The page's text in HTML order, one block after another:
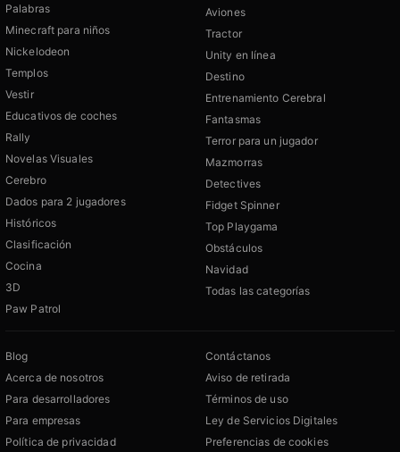
Palabras
Minecraft para niños
Nickelodeon
Templos
Vestir
Educativos de coches
Rally
Novelas Visuales
Cerebro
Dados para 2 jugadores
Históricos
Clasificación
Cocina
3D
Paw Patrol
Aviones
Tractor
Unity en línea
Destino
Entrenamiento Cerebral
Fantasmas
Terror para un jugador
Mazmorras
Detectives
Fidget Spinner
Top Playgama
Obstáculos
Navidad
Todas las categorías
Blog
Acerca de nosotros
Para desarrolladores
Para empresas
Política de privacidad
Contáctanos
Aviso de retirada
Términos de uso
Ley de Servicios Digitales
Preferencias de cookies